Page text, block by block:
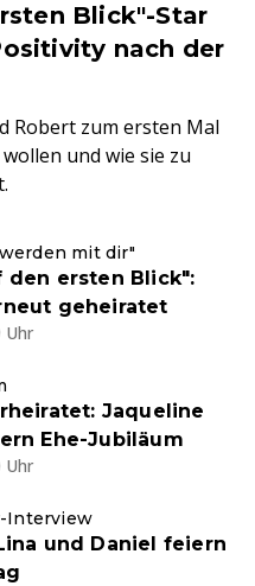
Blick"-Star
nach der
Robert zum ersten Mal
und wie sie zu
mit dir"
den ersten Blick":
geheiratet
Uhr
Jaqueline
Ehe-Jubiläum
Uhr
Interview
und Daniel feiern